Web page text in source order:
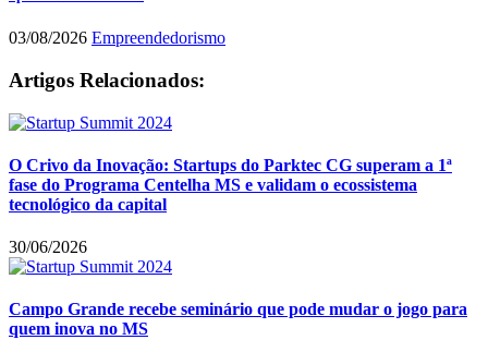
03/08/2026 Empreendedorismo
Artigos Relacionados:
O Crivo da Inovação: Startups do Parktec CG superam a 1ª
fase do Programa Centelha MS e validam o ecossistema
tecnológico da capital
30/06/2026
Campo Grande recebe seminário que pode mudar o jogo para
quem inova no MS